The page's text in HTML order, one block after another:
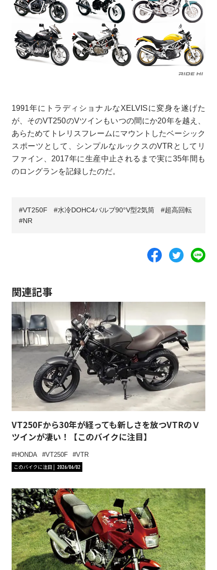
1991年にトラディショナルなXELVISに変身を遂げた
が、そのVT250のVツインもいつの間にか20年を越え、
あらためてトレリスフレームにマウントしたベーシック
スポーツとして、シンプルなルックスのVTRとしてリ
ファイン、2017年に生産中止されるまで実に35年間も
のロングランを記録したのだ。
VT250F 水冷DOHC4バルブ90°V型2気筒
超高回転
NR
関連記事
VT250Fから30年が経っても新しさを放つVTRのＶ
ツインが凄い！【このバイクに注目】
HONDA VT250F
VTR
このバイクに注目
2026/06/02